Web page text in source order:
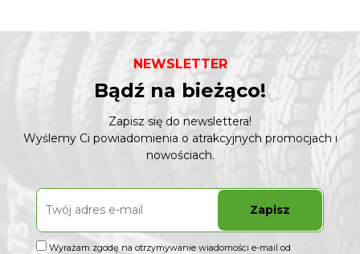
NEWSLETTER
Bądź na bieżąco!
Zapisz się do newslettera!
Wyślemy Ci powiadomienia o atrakcyjnych promocjach i
nowościach.
Zapisz
Wyrażam zgodę na otrzymywanie wiadomości e-mail od